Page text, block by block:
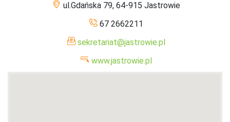
ul.Gdańska 79, 64-915 Jastrowie
67 2662211
sekretariat@jastrowie.pl
www.jastrowie.pl